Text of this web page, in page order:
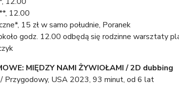
12.00
15 zł w samo południe, Poranek
godz. 12.00 odbędą się rodzinne warsztaty
MIĘDZY NAMI ŻYWIOŁAMI / 2D dubbing
/ Przygodowy, USA 2023, 93 minut, od 6 lat